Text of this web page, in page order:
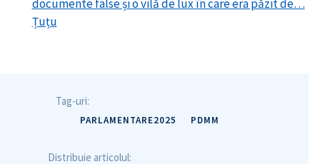
documente false și o vilă de lux în care era păzit de…
Țuțu
Tag-uri:
PARLAMENTARE2025 PDMM
Distribuie articolul: